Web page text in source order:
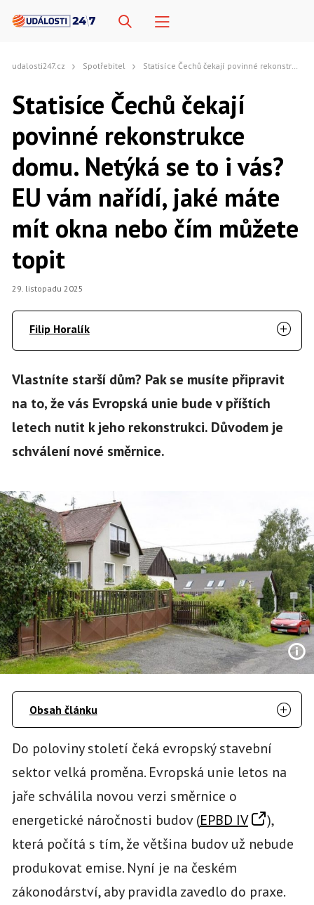
udalosti247.cz Spotřebitel Statisíce Čechů čekají povinné rekonstrukce domu. Netýká se to i vás? EU vám nařídí, jaké máte mít okna nebo čím můžete topit
Statisíce Čechů čekají
povinné rekonstrukce
domu. Netýká se to i vás?
EU vám nařídí, jaké máte
mít okna nebo čím můžete
topit
29. listopadu 2025
Filip Horalík
Vlastníte starší dům? Pak se musíte připravit
na to, že vás Evropská unie bude v příštích
letech nutit k jeho rekonstrukci. Důvodem je
schválení nové směrnice.
Obsah článku
Do poloviny století čeká evropský stavební
sektor velká proměna. Evropská unie letos na
jaře schválila novou verzi směrnice o
energetické náročnosti budov (EPBD IV
),
která počítá s tím, že většina budov už nebude
produkovat emise. Nyní je na českém
zákonodárství, aby pravidla zavedlo do praxe.